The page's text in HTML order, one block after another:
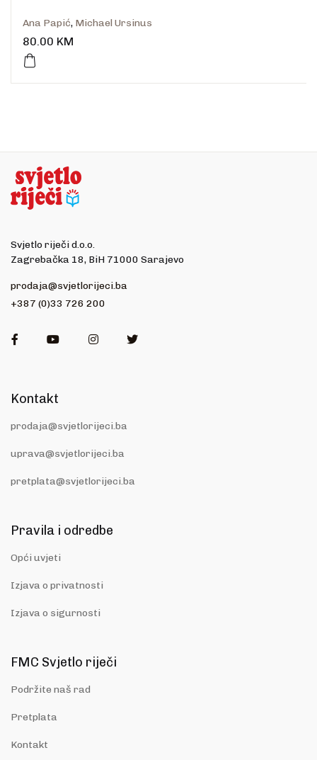
Ana Papić, Michael Ursinus
80.00 KM
Svjetlo riječi d.o.o.
Zagrebačka 18, BiH 71000 Sarajevo
prodaja@svjetlorijeci.ba
+387 (0)33 726 200
FacebookYoutubeInstagramTwitter
Kontakt
prodaja@svjetlorijeci.ba
uprava@svjetlorijeci.ba
pretplata@svjetlorijeci.ba
Pravila i odredbe
Opći uvjeti
Izjava o privatnosti
Izjava o sigurnosti
FMC Svjetlo riječi
Podržite naš rad
Pretplata
Kontakt